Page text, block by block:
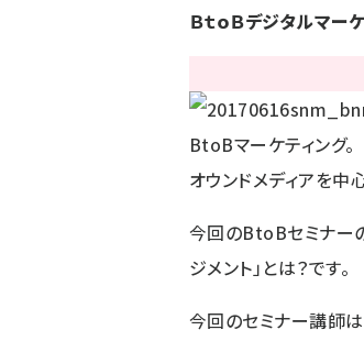
ＢｔｏＢデジタルマー
BtoBマーケティング。
オウンドメディアを中
今回のBtoBセミナー
ジメント」とは？です。
今回のセミナー講師